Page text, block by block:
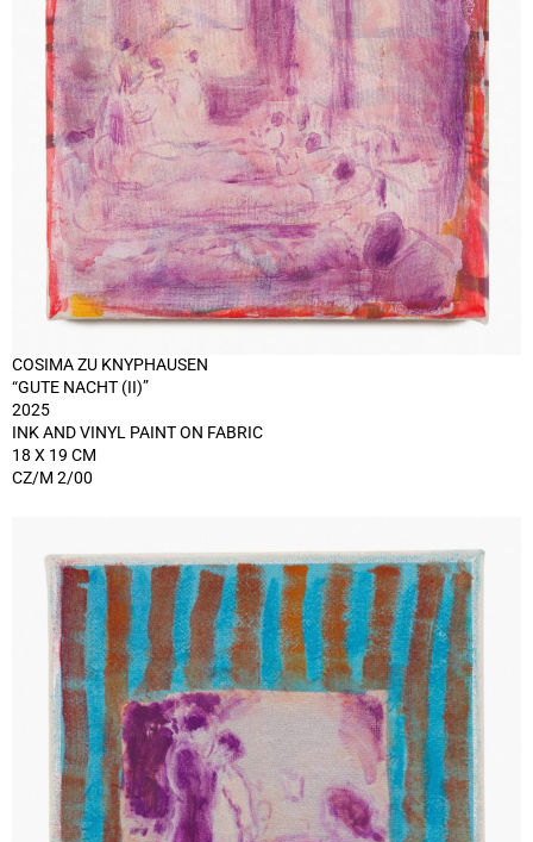
COSIMA ZU KNYPHAUSEN
“GUTE NACHT (II)”
2025
INK AND VINYL PAINT ON FABRIC
18 X 19 CM
CZ/M 2/00